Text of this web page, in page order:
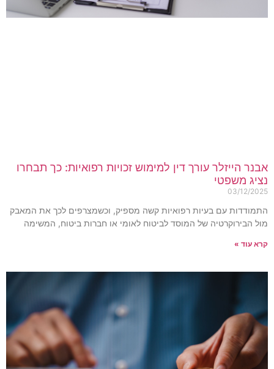
הייזלר עורך דין למימוש זכויות רפואיות: כך תבחרו
משפטי
03/12/
עם בעיות רפואיות קשה מספיק, וכשמצרפים לכך את המאבק
הבירוקרטיה של המוסד לביטוח לאומי או חברות ביטוח, המשימה
עוד »